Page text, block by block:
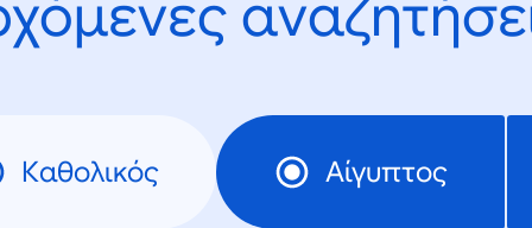
Καθολικός Αίγυπτος